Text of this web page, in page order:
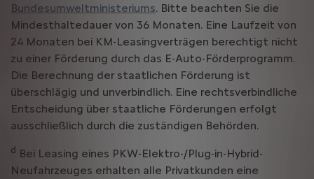
Bundesumweltministeriums. Bitte beachten Sie die
Mindesthaltedauer von 36 Monaten. Eine Laufzeit von
24 Monaten bei KM-Leasingverträgen berechtigt nicht
zu einer Förderung durch das E-Auto-Förderprogramm.
Die Berechnung der staatlichen Förderung ist
überschlägig und unverbindlich. Eine rechtsverbindliche
Entscheidung über staatliche Förderungen erfolgt
ausschließlich durch die zuständigen Behörden.
d Bei Leasing eines PKW-Elektro-/Plug-in-Hybrid-
Neufahrzeuges erhalten alle Privatkunden eine